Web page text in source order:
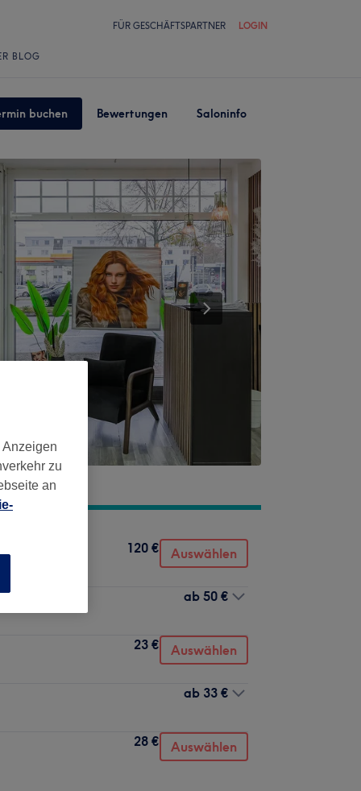
FÜR GESCHÄFTSPARTNER LOGIN
BLOG
buchen Bewertungen Saloninfo
120 € Auswählen
ab 50 €
23 € Auswählen
ab 33 €
28 € Auswählen
zu
an